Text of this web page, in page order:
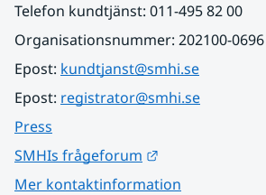
Telefon kundtjänst: 011-495 82 00
Organisationsnummer: 202100-0696
Epost: kundtjanst@smhi.se
Epost: registrator@smhi.se
Press
SMHIs frågeforum
Mer kontaktinformation